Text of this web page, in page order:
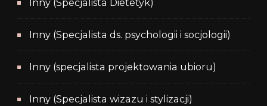
Inny (Specjalista Dietetyk)
Inny (Specjalista ds. psychologii i socjologii)
Inny (specjalista projektowania ubioru)
Inny (Specjalista wizazu i stylizacji)